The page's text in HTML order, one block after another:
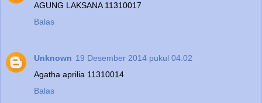
AGUNG LAKSANA 11310017
Balas
Unknown 19 Desember 2014 pukul 04.02
Agatha aprilia 11310014
Balas